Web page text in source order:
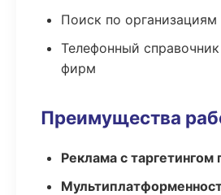
Поиск по
Телефонный
фирм
Преимущества
Реклама с таргетингом